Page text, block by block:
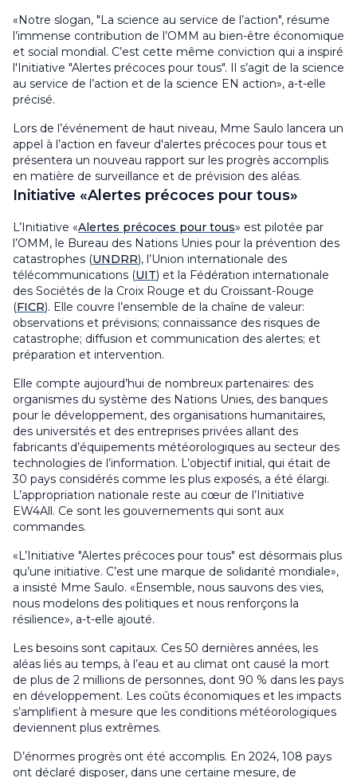
«Notre slogan, "La science au service de l’action", résume
l’immense contribution de l’OMM au bien-être économique
et social mondial. C’est cette même conviction qui a inspiré
l'Initiative "Alertes précoces pour tous". Il s’agit de la science
au service de l’action et de la science EN action», a-t-elle
précisé.
Lors de l’événement de haut niveau, Mme Saulo lancera un
appel à l’action en faveur d'alertes précoces pour tous et
présentera un nouveau rapport sur les progrès accomplis
en matière de surveillance et de prévision des aléas.
Initiative «Alertes précoces pour tous»
L’Initiative «Alertes précoces pour tous» est pilotée par
l’OMM, le Bureau des Nations Unies pour la prévention des
catastrophes (UNDRR), l’Union internationale des
télécommunications (UIT) et la Fédération internationale
des Sociétés de la Croix Rouge et du Croissant-Rouge
(FICR). Elle couvre l’ensemble de la chaîne de valeur:
observations et prévisions; connaissance des risques de
catastrophe; diffusion et communication des alertes; et
préparation et intervention.
Elle compte aujourd’hui de nombreux partenaires: des
organismes du système des Nations Unies, des banques
pour le développement, des organisations humanitaires,
des universités et des entreprises privées allant des
fabricants d’équipements météorologiques au secteur des
technologies de l’information. L’objectif initial, qui était de
30 pays considérés comme les plus exposés, a été élargi.
L’appropriation nationale reste au cœur de l’Initiative
EW4All. Ce sont les gouvernements qui sont aux
commandes.
«L’Initiative "Alertes précoces pour tous" est désormais plus
qu’une initiative. C’est une marque de solidarité mondiale»,
a insisté Mme Saulo. «Ensemble, nous sauvons des vies,
nous modelons des politiques et nous renforçons la
résilience», a-t-elle ajouté.
Les besoins sont capitaux. Ces 50 dernières années, les
aléas liés au temps, à l’eau et au climat ont causé la mort
de plus de 2 millions de personnes, dont 90 % dans les pays
en développement. Les coûts économiques et les impacts
s’amplifient à mesure que les conditions météorologiques
deviennent plus extrêmes.
D’énormes progrès ont été accomplis. En 2024, 108 pays
ont déclaré disposer, dans une certaine mesure, de